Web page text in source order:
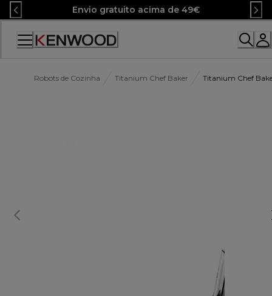
Skip
to
Content
Envio gratuito acima de 49€
Robots de Cozinha Titanium Chef Baker Titanium Chef